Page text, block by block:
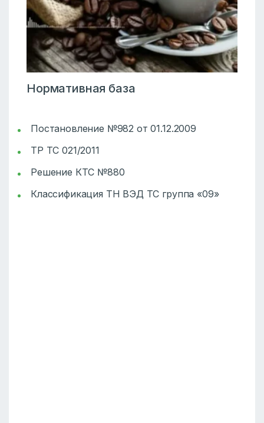
Нормативная база
Постановление №982 от 01.12.2009
ТР ТС 021/2011
Решение КТС №880
Классификация ТН ВЭД ТС группа «09»